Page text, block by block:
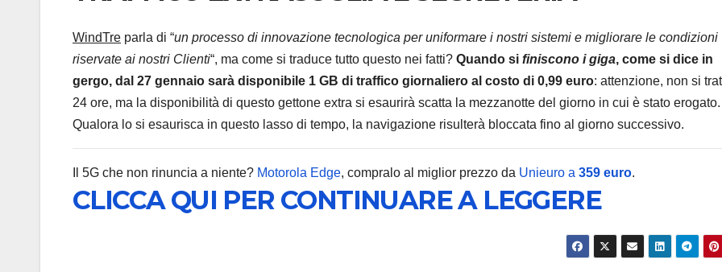
WindTre parla di “un processo di innovazione tecnologica per uniformare i nostri sistemi e migliorare le condizioni
riservate ai nostri Clienti“, ma come si traduce tutto questo nei fatti? Quando si finiscono i giga, come si dice in
gergo, dal 27 gennaio sarà disponibile 1 GB di traffico giornaliero al costo di 0,99 euro: attenzione, non si
24 ore, ma la disponibilità di questo gettone extra si esaurirà scatta la mezzanotte del giorno in cui è stato erogato.
Qualora lo si esaurisca in questo lasso di tempo, la navigazione risulterà bloccata fino al giorno successivo.
Il 5G che non rinuncia a niente? Motorola Edge, compralo al miglior prezzo da Unieuro a 359 euro.
CLICCA QUI PER CONTINUARE A LEGGERE
Edifier
USB